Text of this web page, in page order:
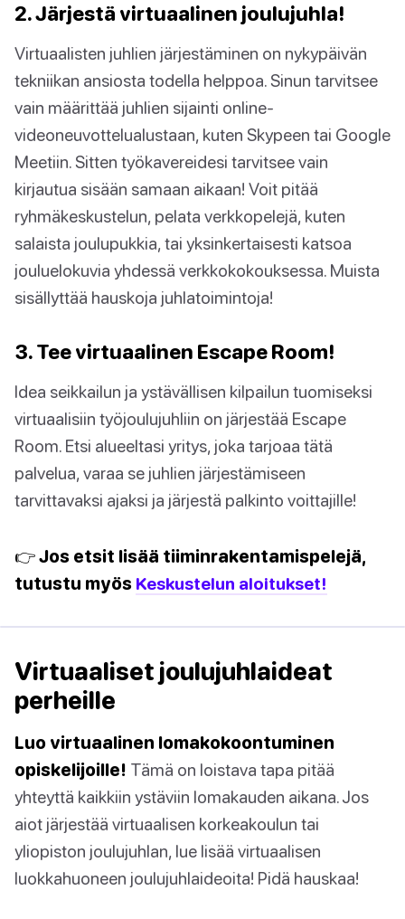
2. Järjestä virtuaalinen joulujuhla!
Virtuaalisten juhlien järjestäminen on nykypäivän
tekniikan ansiosta todella helppoa. Sinun tarvitsee
vain määrittää juhlien sijainti online-
videoneuvottelualustaan, kuten Skypeen tai Google
Meetiin. Sitten työkavereidesi tarvitsee vain
kirjautua sisään samaan aikaan! Voit pitää
ryhmäkeskustelun, pelata verkkopelejä, kuten
salaista joulupukkia, tai yksinkertaisesti katsoa
jouluelokuvia yhdessä verkkokokouksessa. Muista
sisällyttää hauskoja juhlatoimintoja!
3. Tee virtuaalinen Escape Room!
Idea seikkailun ja ystävällisen kilpailun tuomiseksi
virtuaalisiin työjoulujuhliin on järjestää Escape
Room. Etsi alueeltasi yritys, joka tarjoaa tätä
palvelua, varaa se juhlien järjestämiseen
tarvittavaksi ajaksi ja järjestä palkinto voittajille!
👉 Jos etsit lisää tiiminrakentamispelejä,
tutustu myös Keskustelun aloitukset!
Virtuaaliset joulujuhlaideat
perheille
Luo virtuaalinen lomakokoontuminen
opiskelijoille! Tämä on loistava tapa pitää
yhteyttä kaikkiin ystäviin lomakauden aikana. Jos
aiot järjestää virtuaalisen korkeakoulun tai
yliopiston joulujuhlan, lue lisää virtuaalisen
luokkahuoneen joulujuhlaideoita! Pidä hauskaa!